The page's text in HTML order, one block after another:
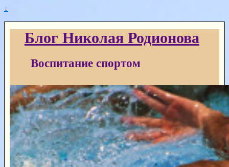
↓
Блог Николая Родионова
Воспитание спортом